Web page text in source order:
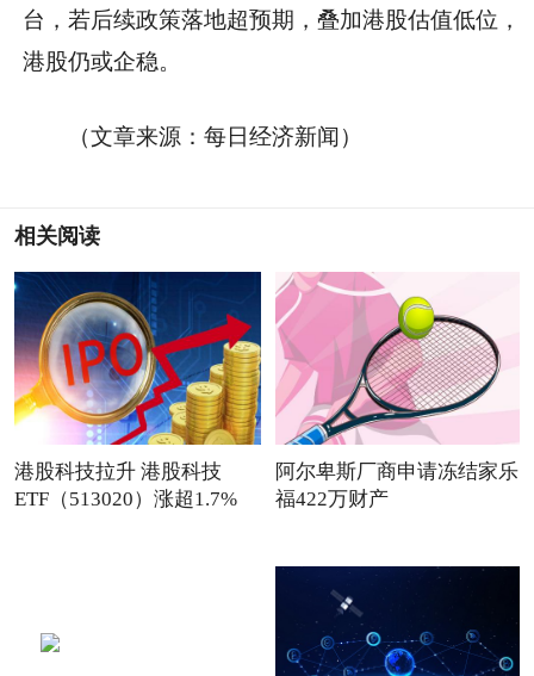
台，若后续政策落地超预期，叠加港股估值低位，
港股仍或企稳。
（文章来源：每日经济新闻）
相关阅读
港股科技拉升 港股科技
ETF（513020）涨超1.7%
阿尔卑斯厂商申请冻结家乐
福422万财产